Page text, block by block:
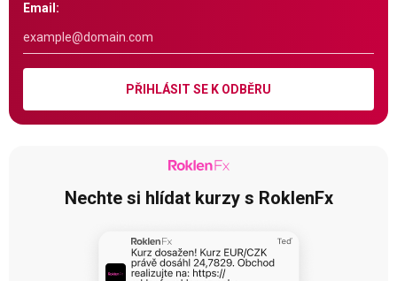
Email:
PŘIHLÁSIT SE K ODBĚRU
Nechte si hlídat kurzy s RoklenFx